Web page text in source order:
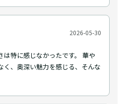
2026-05-30
は特に感じなかったです。 華や
く、奥深い魅力を感じる、そんな